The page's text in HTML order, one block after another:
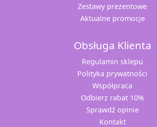
Zestawy prezentowe
Aktualne promocje
Obsługa Klienta
Regulamin sklepu
Polityka prywatności
Współpraca
Odbierz rabat 10%
Sprawdź opinie
Kontakt